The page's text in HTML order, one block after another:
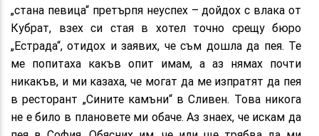
„стана певица“ претърпя неуспех – дойдох с влака от
Кубрат, взех си стая в хотел точно срещу бюро
„Естрада“, отидох и заявих, че съм дошла да пея. Те
ме попитаха какъв опит имам, а аз нямах почти
никакъв, и ми казаха, че могат да ме изпратят да пея
в ресторант „Сините камъни“ в Сливен. Това никога
не е било в плановете ми обаче. Аз знаех, че искам да